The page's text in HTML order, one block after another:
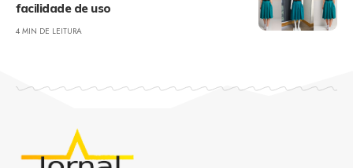
facilidade de uso
4 MIN DE LEITURA